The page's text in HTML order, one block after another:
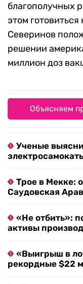
благополучных
этом
Северинов
решении
миллион доз
Объясняем
Ученые
Трое в Мекке:
Саудовская
«Не отбить»:
активы
«Выигрыш в
рекордные $22